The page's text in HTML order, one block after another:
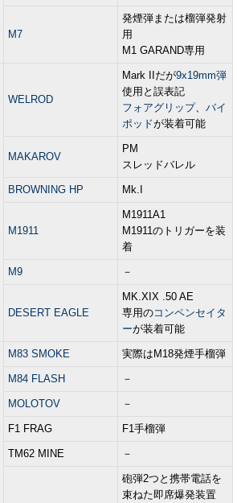
M7
発煙弾または榴弾発射
用
M1 GARAND専用
WELROD
Mark IIだが9x19mm弾
使用と誤表記
フォアグリップ、 バイ
ポッドが装着可能
MAKAROV
PM
スレッドバレル
BROWNING HP Mk.I
M1911
M1911A1
M1911のトリガーを装
着
M9 －
DESERT EAGLE
MK.XIX .50 AE
専用のコンペンセイタ
ーが装着可能
M83 SMOKE 実際はM18発煙手榴弾
M84 FLASH －
MOLOTOV －
F1 FRAG F1手榴弾
TM62 MINE －
砲弾2つと携帯電話を
束ねた即席爆発装置